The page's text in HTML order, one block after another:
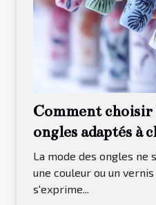
Comment
ongles adaptés à
La mode des ongles ne
une couleur ou un
s'exprime...